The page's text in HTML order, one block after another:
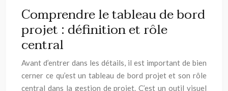
Comprendre le tableau de bord
projet : définition et rôle
central
Avant d’entrer dans les détails, il est important de bien
cerner ce qu’est un tableau de bord projet et son rôle
central dans la gestion de projet. C’est un outil visuel